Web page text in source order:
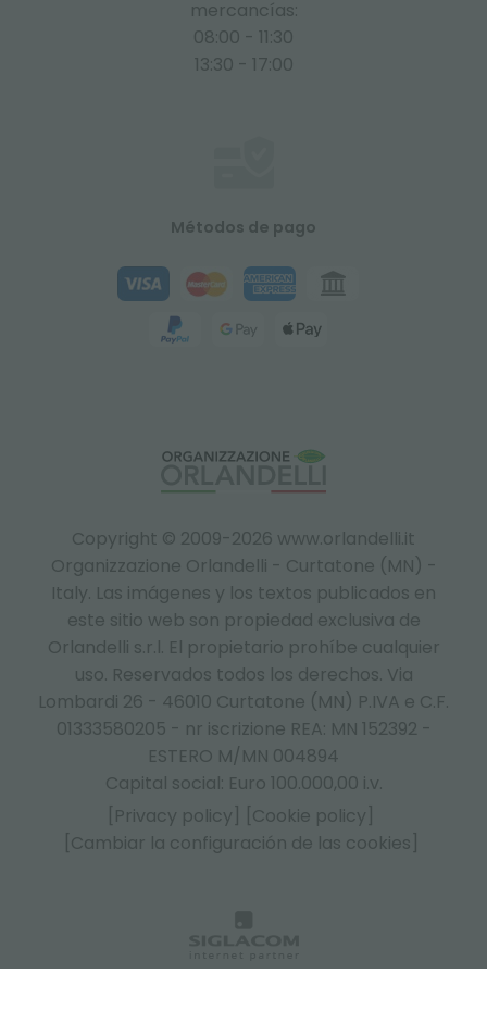
Copyright © 2009-2026 www.orlandelli.it
Organizzazione Orlandelli - Curtatone (MN) -
Italy. Las imágenes y los textos publicados en
este sitio web son propiedad exclusiva de
Orlandelli s.r.l. El propietario prohíbe cualquier
uso. Reservados todos los derechos. Via
Lombardi 26 - 46010 Curtatone (MN) P.IVA e C.F.
01333580205 - nr iscrizione REA: MN 152392 -
ESTERO M/MN 004894
Capital social: Euro 100.000,00 i.v.
[Privacy policy]
[Cookie policy]
[Cambiar la configuración de las cookies]
mercancías:
08:00 - 11:30
13:30 - 17:00
Métodos de pago